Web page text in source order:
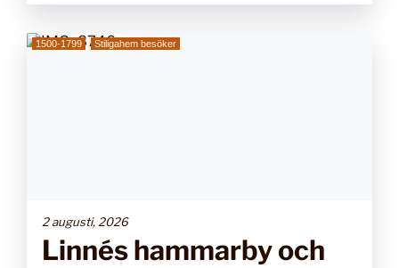
1500-1799 Stiligahem besöker
2 augusti, 2026
Linnés hammarby och